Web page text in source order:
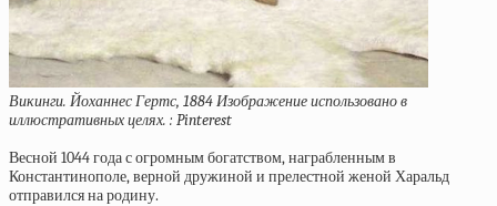
Викинги. Йоханнес Гертс, 1884 Изображение использовано в
иллюстративных целях. : Pinterest
Весной 1044 года с огромным богатством, награбленным в
Константинополе, верной дружиной и прелестной женой Харальд
отправился на родину.